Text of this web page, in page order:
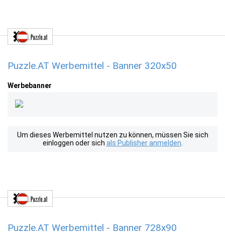
Puzzle.AT Werbemittel - Banner 320x50
Werbebanner
Um dieses Werbemittel nutzen zu können, müssen Sie sich
einloggen oder sich als Publisher anmelden
Puzzle.AT Werbemittel - Banner 728x90